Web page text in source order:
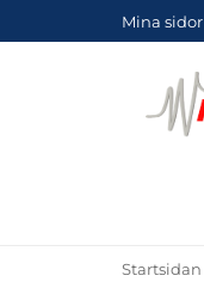
Mina sidor
Startsidan